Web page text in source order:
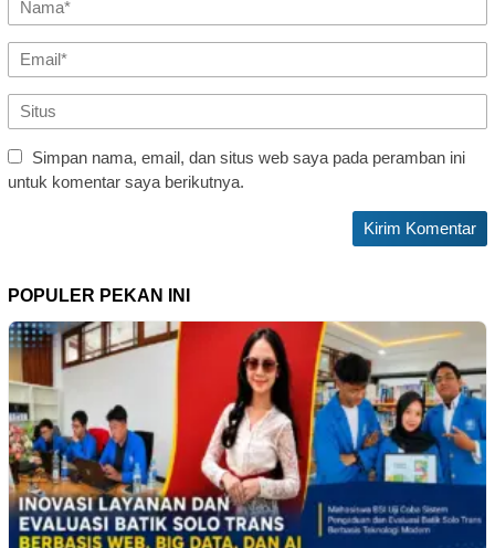
Simpan nama, email, dan situs web saya pada peramban ini
untuk komentar saya berikutnya.
POPULER PEKAN INI